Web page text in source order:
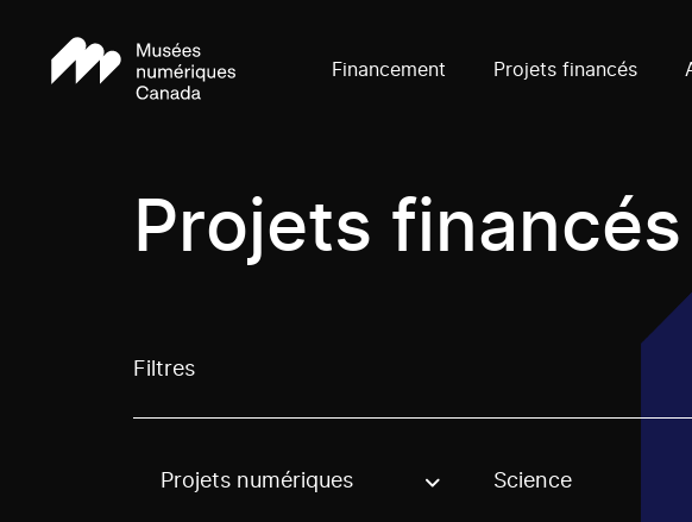
Financement Projets financés
Projets financés
Filtres
Use these options to filter projects by topic, stream or
Projets numériques Science